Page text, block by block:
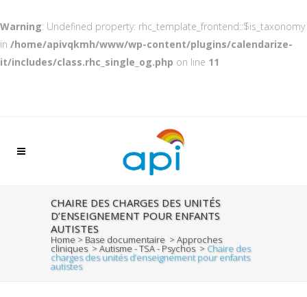
Warning: Undefined property: rhc_template_frontend::$is_taxonomy
in /home/apivqkmh/www/wp-content/plugins/calendarize-
it/includes/class.rhc_single_og.php on line 11
CHAIRE DES CHARGES DES UNITÉS
D’ENSEIGNEMENT POUR ENFANTS
AUTISTES
Home > Base documentaire >Approches
cliniques >Autisme - TSA - Psychos > Chaire des
charges des unités d’enseignement pour enfants
autistes